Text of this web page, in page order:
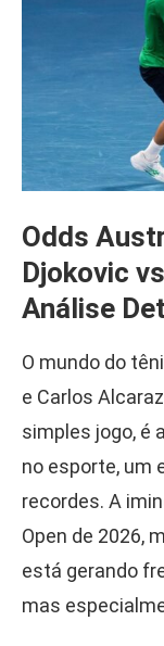
Odds
Djokovic
Análise
O mundo do
e Carlos
simples jogo, é
no esporte, um
recordes. A
Open de 2026,
está gerando
mas